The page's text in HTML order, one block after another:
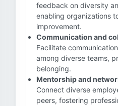
feedback on diversity
enabling organizations
improvement.
Communication and
Facilitate
among diverse teams,
belonging.
Mentorship and
Connect diverse
peers, fostering